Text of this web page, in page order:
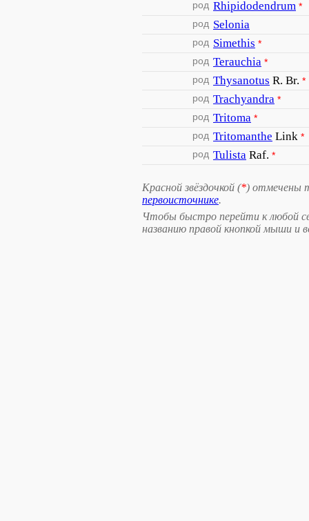
род Rhipidodendrum *
род Selonia
род Simethis *
род Terauchia *
род Thysanotus R. Br. *
род Trachyandra *
род Tritoma *
род Tritomanthe Link *
род Tulista Raf. *
Красной звёздочкой (*) отмечены
первоисточнике.
Чтобы быстро перейти к любой
названию правой кнопкой мыши и